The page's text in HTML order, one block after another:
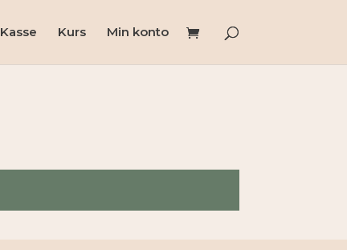
Kasse Kurs Min konto